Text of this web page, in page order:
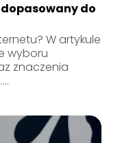
do
W artykule
wyboru
znaczenia